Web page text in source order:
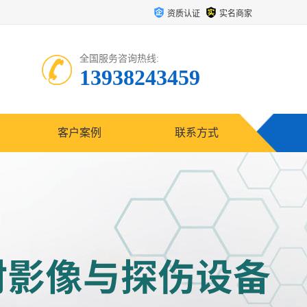
资质认证 实名商家
全国服务咨询热线:
13938243459
客户案例 联系方式